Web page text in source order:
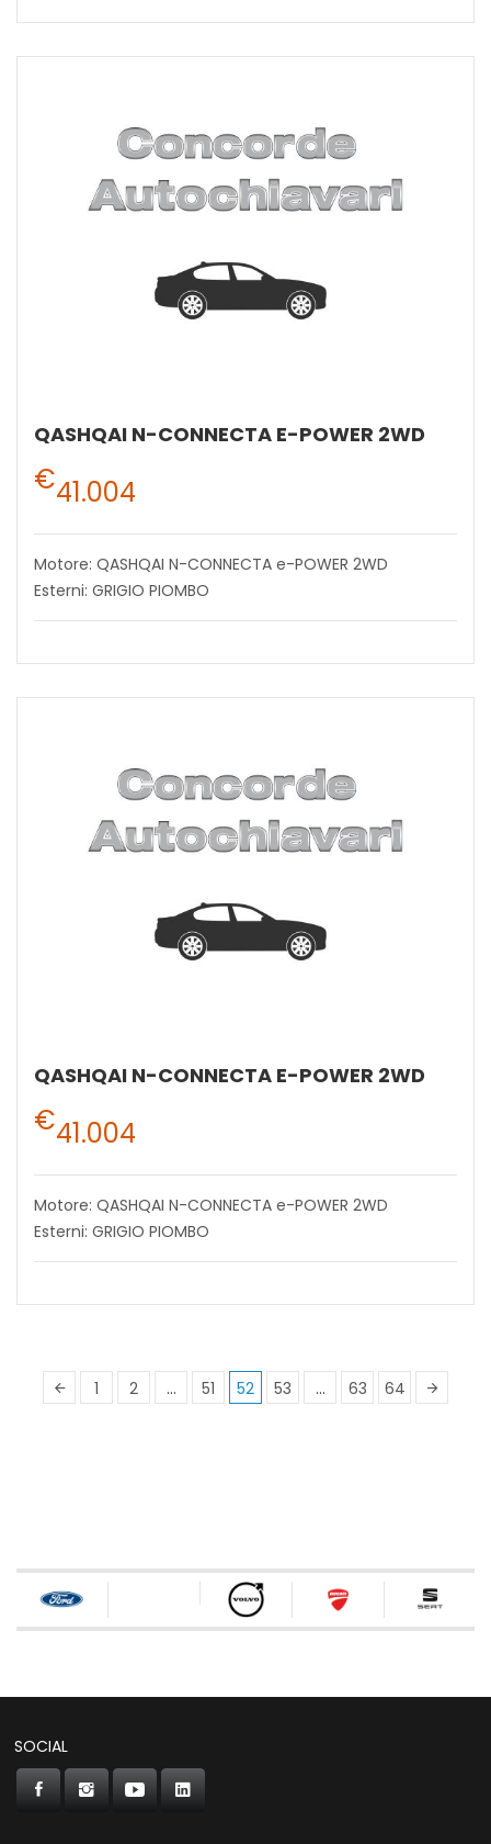
QASHQAI N-CONNECTA E-POWER 2WD
€41.004
Motore: QASHQAI N-CONNECTA e-POWER 2WD
Esterni: GRIGIO PIOMBO
QASHQAI N-CONNECTA E-POWER 2WD
€41.004
Motore: QASHQAI N-CONNECTA e-POWER 2WD
Esterni: GRIGIO PIOMBO
1 2 … 51 52 53 … 63 64
SOCIAL